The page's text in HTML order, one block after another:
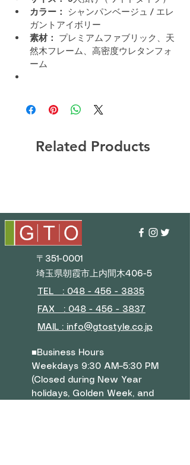
カラー： シャンパンベージュ / エレ
ガントアイボリー
素材： プレミアムファブリック、天
然木フレーム、高密度ウレタンフォ
ーム
Related Products
〒351-0001
埼玉県朝霞市上内間木406-5
TEL : 048 - 456 - 3835​
FAX : 048 - 456 - 3837
MAIL : info@gtostyle.co.jp
■Business Hours
Weekdays 9:30 AM–5:30 PM
(Closed during New Year
holidays, Golden Week, and